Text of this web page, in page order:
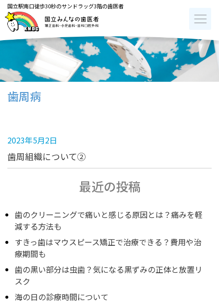
国立駅南口徒歩30秒のサンドラッグ3階の歯医者
歯周病
2023年5月2日
歯周組織について②
最近の投稿
歯のクリーニングで痛いと感じる原因とは？痛みを軽
減する方法も
すきっ歯はマウスピース矯正で治療できる？費用や治
療期間も
歯の黒い部分は虫歯？気になる黒ずみの正体と放置リ
スク
海の日の診療時間について